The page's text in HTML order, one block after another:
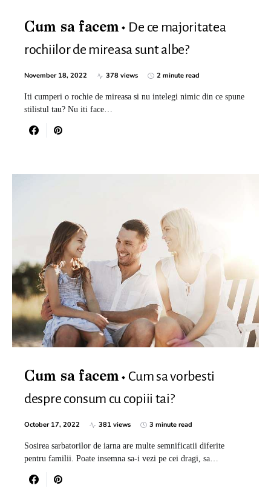
Cum sa facem
De ce majoritatea
rochiilor de mireasa sunt albe?
November 18, 2022 378 views 2 minute read
Iti cumperi o rochie de mireasa si nu intelegi nimic din ce spune
stilistul tau? Nu iti face…
Cum sa facem
Cum sa vorbesti
despre consum cu copiii tai?
October 17, 2022 381 views 3 minute read
Sosirea sarbatorilor de iarna are multe semnificatii diferite
pentru familii. Poate insemna sa-i vezi pe cei dragi, sa…